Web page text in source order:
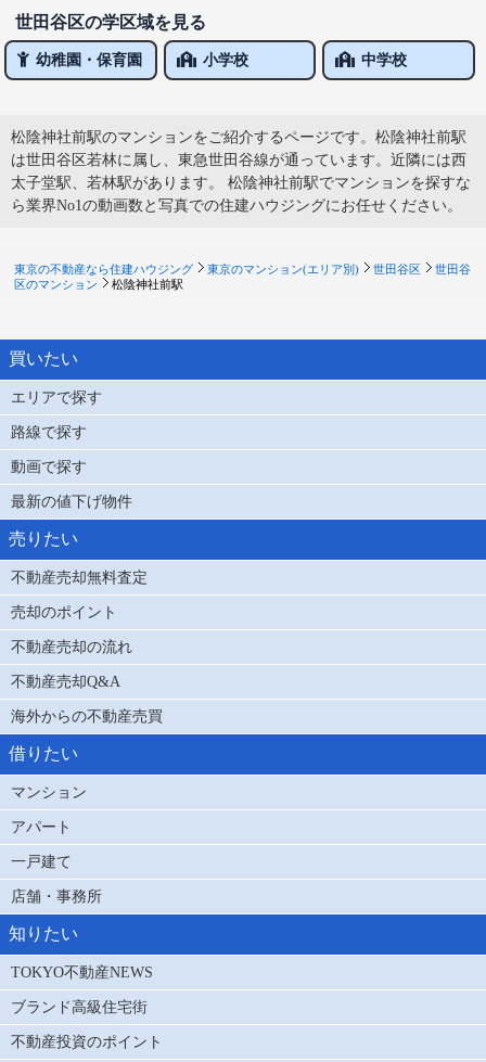
世田谷区の学区域を見る
幼稚園・保育園 小学校 中学校
松陰神社前駅のマンションをご紹介するページです。松陰神社前駅
は世田谷区若林に属し、東急世田谷線が通っています。近隣には西
太子堂駅、若林駅があります。 松陰神社前駅でマンションを探すな
ら業界No1の動画数と写真での住建ハウジングにお任せください。
東京の不動産なら住建ハウジング 東京のマンション(エリア別) 世田谷区
世田谷
区のマンション
松陰神社前駅
買いたい
エリアで探す
路線で探す
動画で探す
最新の値下げ物件
売りたい
不動産売却無料査定
売却のポイント
不動産売却の流れ
不動産売却Q&A
海外からの不動産売買
借りたい
マンション
アパート
一戸建て
店舗・事務所
知りたい
TOKYO不動産NEWS
ブランド高級住宅街
不動産投資のポイント